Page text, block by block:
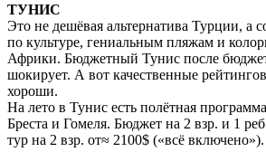
ТУНИС
Это не дешёвая альтернатива Турции, а
по культуре, гениальным пляжам и
Африки. Бюджетный Тунис после
шокирует. А вот качественные
хороши.
На лето в Тунис есть полётная
Бреста и Гомеля. Бюджет на 2 взр. и 1
тур на 2 взр. от≈ 2100$ («всё включено»).